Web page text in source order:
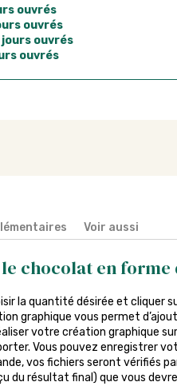
ouvrés
ouvrés
jours ouvrés
ouvrés
Voir aussi
chocolat en forme
la quantité désirée et cliquer
graphique vous permet
votre création graphique
Vous pouvez enregistrer
vos fichiers seront vérifiés
du résultat final) que vous